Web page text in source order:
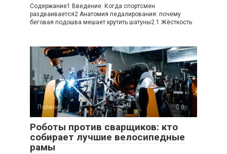
Содержание1 Введение: Когда спортсмен
раздваивается2 Анатомия педалирования: почему
беговая подошва мешает крутить шатуны2.1 Жёсткость
Полезно 0
Роботы против сварщиков: кто
собирает лучшие велосипедные
рамы